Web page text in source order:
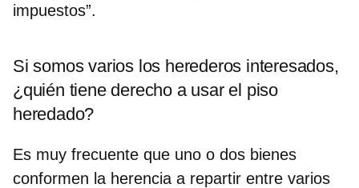
impuestos”.
Si somos varios los herederos interesados,
¿quién tiene derecho a usar el piso
heredado?
Es muy frecuente que uno o dos bienes
conformen la herencia a repartir entre varios